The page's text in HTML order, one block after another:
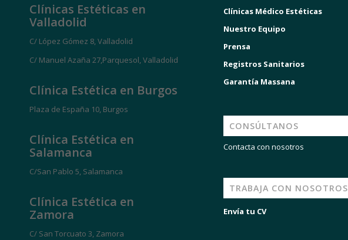
Clínicas Estéticas en
Valladolid
C/ López Gómez 8, Valladolid
C/ Manuel Azaña 27,Parquesol, Valladolid
Clínica Estética en Burgos
Plaza de España 10, Burgos
Clínica Estética en
Salamanca
C/San Pablo 5, Salamanca
Clínica Estética en
Zamora
C/ San Torcuato 3, Zamora
Clínicas Médico Estéticas
Nuestro Equipo
Prensa
Registros Sanitarios
Garantía Massana
CONSÚLTANOS
Contacta con nosotros
TRABAJA CON NOSOTROS
Envía tu CV